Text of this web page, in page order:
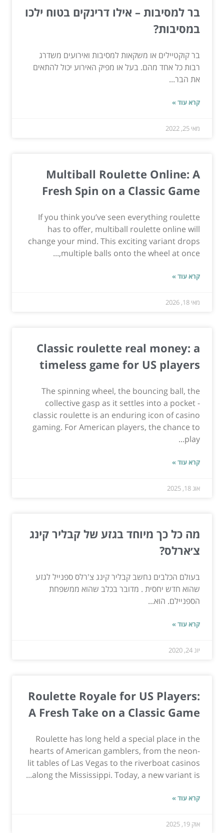
בר למסיבות – אילו דרינקים בטוח ילכו
במסיבות?
בר קוקטיילים או משקאות למסיבות ואירועים משדרג
רבות כל אחד מהם. בעל או מפיק האירוע יכול להתאים
את הבר...
קרא עוד »
מאי 25, 2022
Multiball Roulette Online: A
Fresh Spin on a Classic Game
If you think you’ve seen everything roulette
has to offer, multiball roulette online will
change your mind. This exciting variant drops
multiple balls onto the wheel at once,...
קרא עוד »
מאי 18, 2026
Classic roulette real money: a
timeless game for US players
The spinning wheel, the bouncing ball, the
collective gasp as it settles into a pocket -
classic roulette is an enduring icon of casino
gaming. For American players, the chance to
play...
קרא עוד »
אוג 18, 2025
מה כל כך מיוחד בגזע של קבליר קינג
צ׳ארלס?
בעולם הכלבים נחשב קבליר קינג צ'רלס ספנייל לגזע
שהוא חדש יחסית . מדובר בכלב שהוא ממשפחת
הספניילם. הוא...
קרא עוד »
יונ 24, 2020
Roulette Royale for US Players:
A Fresh Take on a Classic Game
Roulette has long held a special place in the
hearts of American gamblers, from the neon-
lit tables of Las Vegas to the riverboat casinos
along the Mississippi. Today, a new variant is...
קרא עוד »
אוק 19, 2025